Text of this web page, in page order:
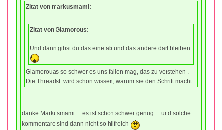
Zitat von markusmami:
Zitat von Glamorous:
Und dann gibst du das eine ab und das andere darf bleiben
Glamorouas so schwer es uns fallen mag, das zu verstehen .
Die Threadst. wird schon wissen, warum sie den Schritt macht.
danke Markusmami ... es ist schon schwer genug ... und solche
kommentare sind dann nicht so hilfreich